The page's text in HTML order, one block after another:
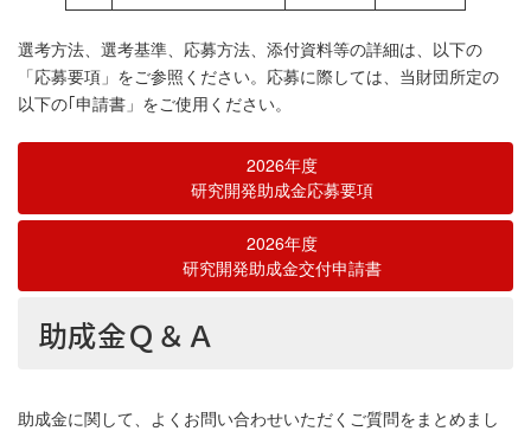
選考方法、選考基準、応募方法、添付資料等の詳細は、以下の
「応募要項」をご参照ください。応募に際しては、当財団所定の
以下の｢申請書」をご使用ください。
2026年度
研究開発助成金応募要項
2026年度
研究開発助成金交付申請書
助成金Ｑ＆Ａ
助成金に関して、よくお問い合わせいただくご質問をまとめまし